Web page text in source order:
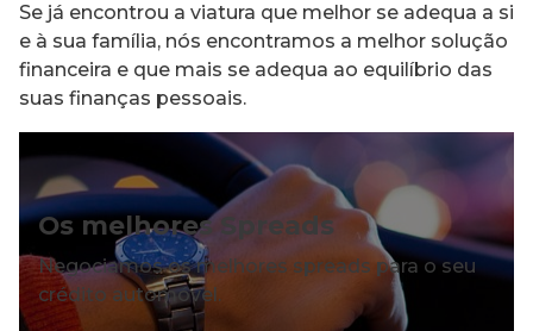
Se já encontrou a viatura que melhor se adequa a si
e à sua família, nós encontramos a melhor solução
financeira e que mais se adequa ao equilíbrio das
suas finanças pessoais.
Os melhores Spreads
Negociamos os melhores spreads para o seu
crédito automóvel.